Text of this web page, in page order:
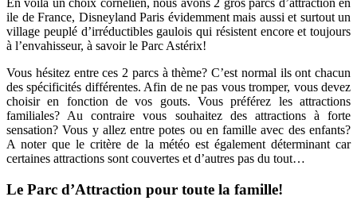
ile de France, Disneyland Paris évidemment mais aussi et surtout un
village peuplé d’irréductibles gaulois qui résistent encore et toujours
à l’envahisseur, à savoir le Parc Astérix!
Vous hésitez entre ces 2 parcs à thème? C’est normal ils ont chacun
des spécificités différentes. Afin de ne pas vous tromper, vous devez
choisir en fonction de vos gouts. Vous préférez les attractions
familiales? Au contraire vous souhaitez des attractions à forte
sensation? Vous y allez entre potes ou en famille avec des enfants?
A noter que le critère de la météo est également déterminant car
certaines attractions sont couvertes et d’autres pas du tout…
Le Parc d’Attraction pour toute la famille!